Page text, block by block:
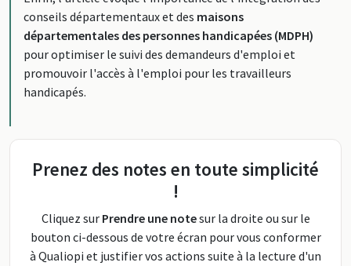
conseils départementaux et des maisons
départementales des personnes handicapées (MDPH)
pour optimiser le suivi des demandeurs d'emploi et
promouvoir l'accès à l'emploi pour les travailleurs
handicapés.
Prenez des notes en toute simplicité
!
Cliquez sur Prendre une notesur la droite ou sur le
bouton ci-dessous de votre écran pour vous conformer
à Qualiopi et justifier vos actions suite à la lecture d'un